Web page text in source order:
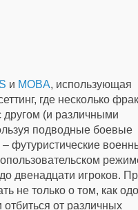
и MOBA, использующая
где несколько
другом (и различными
подводные боевые
футуристические
двенадцати игроков.
не только о том, как
отбиться от различных